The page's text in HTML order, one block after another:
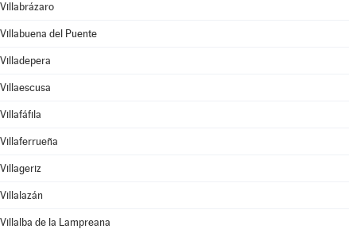
Villabrázaro
Villabuena del Puente
Villadepera
Villaescusa
Villafáfila
Villaferrueña
Villageriz
Villalazán
Villalba de la Lampreana